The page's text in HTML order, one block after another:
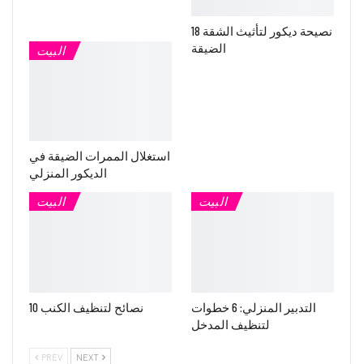
البيت
استغلال الممرات الضيقة في
الديكور المنزلي
18 نصيحة ديكور لتأثيث الشقة
الضيقة
البيت
10 نصائح لتنظيف الكنب
البيت
التدبير المنزلي: 6 خطوات
لتنظيف المدخل
PREV NEXT